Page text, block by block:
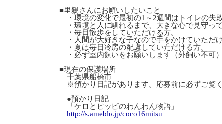
■里親さんにお願いしたいこと
・環境の変化で最初の1～2週間はトイレの失
・環境と人に馴れるまで、大きな心で見守っ
・毎日散歩をしていただける方。
・人間が大好きな子なので手をかけていただ
・夏は毎日冷房の配慮していただける方。
・必ず室内飼いをお願いします（外飼い不可
■現在の保護場所
千葉県船橋市
※預かり日記があります。応募前に必ずご覧
●預かり日記
「ケロとピッピのわんわん物語」
http://s.ameblo.jp/coco16mitsu